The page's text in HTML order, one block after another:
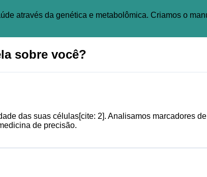
através da genética e metabolômica. Criamos o
sobre você?
das suas células[cite: 2]. Analisamos marcadores
de precisão.